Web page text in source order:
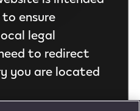
ensure
legal
to redirect
you are located
ile güvende